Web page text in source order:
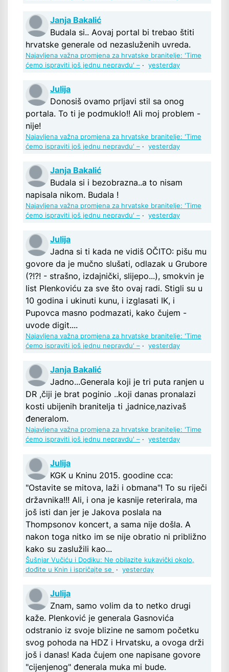
Janja Bakalić
Budala si.. Aovaj portal bi trebao štiti
hrvatske generale od nezasluženih uvreda.
Najavljena važna promjena za hrvatske branitelje: 'Time
ćemo ispraviti još jednu nepravdu' – · yesterday
Julija
Donosiš ovamo prljavi stil sa onog
portala. To ti je podmuklo!! Ali moj problem -
nije!
Najavljena važna promjena za hrvatske branitelje: 'Time
ćemo ispraviti još jednu nepravdu' – · yesterday
Janja Bakalić
Budala si i bezobrazna..a to nisam
napisala nikom. Budala !
Najavljena važna promjena za hrvatske branitelje: 'Time
ćemo ispraviti još jednu nepravdu' – · yesterday
Julija
Jadna si ti kada ne vidiš OČITO: pišu mu
govore da je mučno slušati, odlazak u Grubore
(?!?! - strašno, izdajnički, slijepo...), smokvin je
list Plenkoviću za sve što ovaj radi. Stigli su u
10 godina i ukinuti kunu, i izglasati IK, i
Pupovca masno podmazati, kako čujem -
uvode digit....
Najavljena važna promjena za hrvatske branitelje: 'Time
ćemo ispraviti još jednu nepravdu' – · yesterday
Janja Bakalić
Jadno...Generala koji je tri puta ranjen u
DR ,čiji je brat poginio ..koji danas pronalazi
kosti ubijenih branitelja ti ,jadnice,nazivaš
đeneralom.
Najavljena važna promjena za hrvatske branitelje: 'Time
ćemo ispraviti još jednu nepravdu' – · yesterday
Julija
KGK u Kninu 2015. goodine cca:
"Ostavite se mitova, laži i obmana"! To su riječi
državnika!!! Ali, i ona je kasnije reterirala, ma
još isti dan jer je Jakova poslala na
Thompsonov koncert, a sama nije došla. A
nakon toga nitko im se nije obratio ni približno
kako su zaslužili kao...
Šušnjar Vučiću i Dodiku: Ne obilazite kukavički okolo,
dođite u Knin i ispričajte se
· yesterday
Julija
Znam, samo volim da to netko drugi
kaže. Plenković je generala Gasnovića
odstranio iz svoje blizine ne samom početku
svog pohoda na HDZ i Hrvatsku, a ovoga drži
još i danas! Kada čujem one napisane govore
"cijenjenog" đenerala muka mi bude.